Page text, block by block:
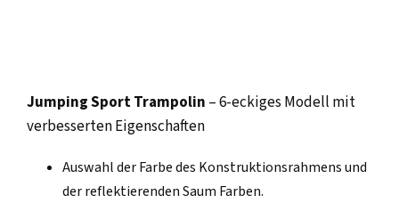
Jumping Sport Trampolin – 6-eckiges Modell mit
verbesserten Eigenschaften
Auswahl der Farbe des Konstruktionsrahmens und
der reflektierenden Saum Farben.